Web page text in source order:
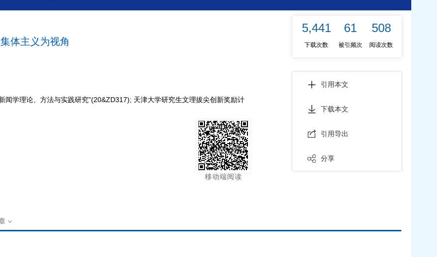
体主义为视角
闻学理论、方法与实践研究”(20&ZD317); 天津大学研究生文理拔尖创新奖励计
移动端阅读
5,441 61 508
下载次数 被引频次 阅读次数
引用本文
下载本文
引用导出
分享